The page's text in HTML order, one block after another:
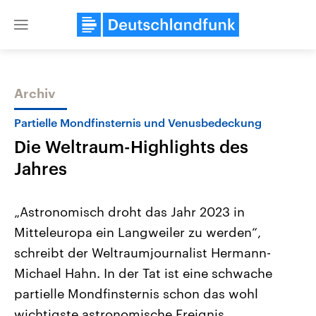
Close
Themen
Landtagswahl Sachsen-Anhalt
2026
Alle Informationen
Sachsen-Anhalt wählt am 6.
September 2026 einen neuen
Landtag. Seit 2021 wird das
Bundesland von einer Koalition aus
USA
Aktuelle Beiträge,
Hintergründe
Wirtschaftlich und
gehören die Vereinigten
den mächtigsten Ländern
mit großem Einfluss auf
Archiv
Partielle Mondfinsternis und Venusbedeckung
Die Weltraum-Highlights des
Jahres
„Astronomisch droht das Jahr 2023 in
Mitteleuropa ein Langweiler zu werden“,
schreibt der Weltraumjournalist Hermann-
Michael Hahn. In der Tat ist eine schwache
partielle Mondfinsternis schon das wohl